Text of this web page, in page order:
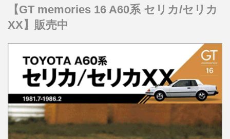
【GT memories 16 A60系 セリカ/セリカ
XX】販売中